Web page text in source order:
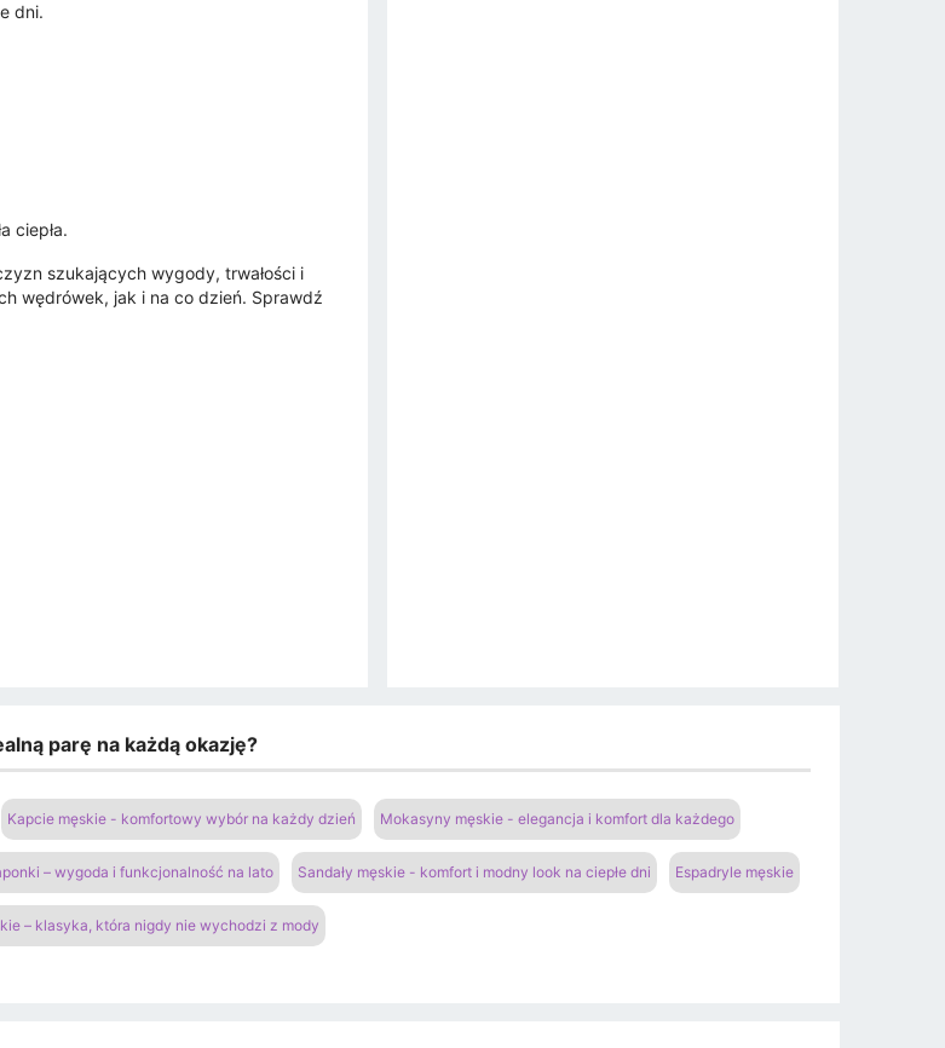
dni.
ciepła.
szukających wygody, trwałości i
wędrówek, jak i na co dzień. Sprawdź
parę na każdą okazję?
Kapcie męskie - komfortowy wybór na każdy dzień Mokasyny męskie - elegancja i komfort dla każdego
– wygoda i funkcjonalność na lato Sandały męskie - komfort i modny look na ciepłe dni Espadryle męskie
– klasyka, która nigdy nie wychodzi z mody